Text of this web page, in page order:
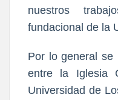
nuestros
fundacional de la
Por lo general se
entre la Iglesia
Universidad de